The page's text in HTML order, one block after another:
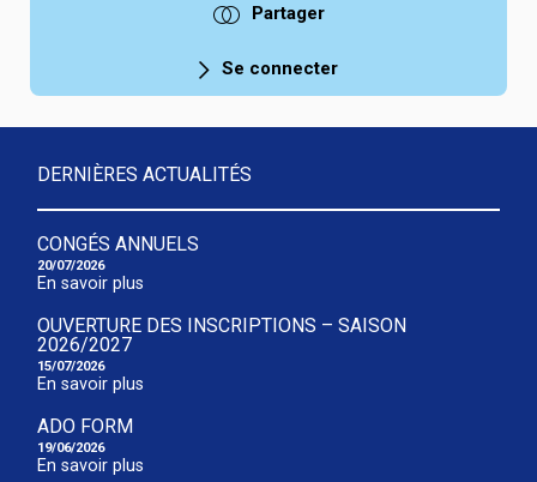
Partager
Se connecter
DERNIÈRES ACTUALITÉS
CONGÉS ANNUELS
20/07/2026
En savoir plus
OUVERTURE DES INSCRIPTIONS – SAISON
2026/2027
15/07/2026
En savoir plus
ADO FORM
19/06/2026
En savoir plus